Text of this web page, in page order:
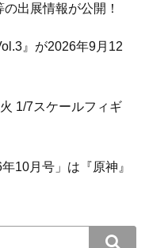
出展情報が公開！
』が2026年9月12
1/7スケールフィギ
10月号」は『原神』